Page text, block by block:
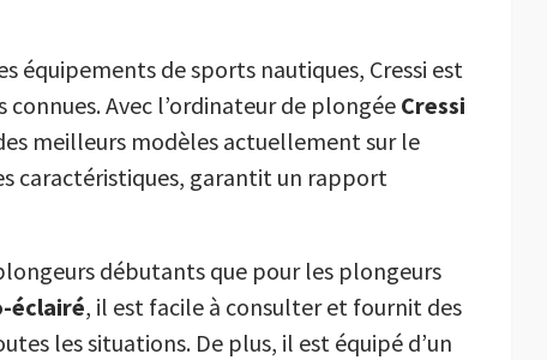
équipements de sports nautiques, Cressi est
Avec l’ordinateur de plongéeCressi
meilleurs modèles actuellement sur le
caractéristiques, garantit un rapport
débutants que pour les plongeurs
éclairé, il est facile à consulter et fournit des
les situations. De plus, il est équipé d’un